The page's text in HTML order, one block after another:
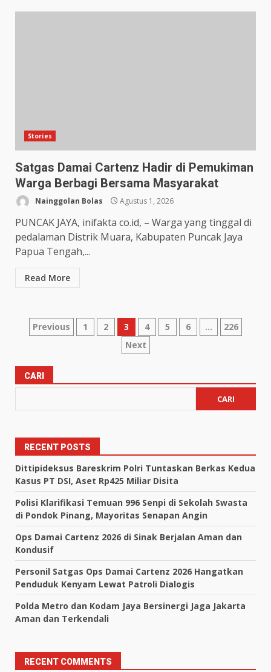
Stories
Satgas Damai Cartenz Hadir di Pemukiman
Warga Berbagi Bersama Masyarakat
Nainggolan Bolas Agustus 1, 2026
PUNCAK JAYA, inifakta co.id, – Warga yang tinggal di
pedalaman Distrik Muara, Kabupaten Puncak Jaya
Papua Tengah,...
Read More
Previous 1 2 3 4 5 6 …
226
Next
CARI
CARI
RECENT POSTS
Dittipideksus Bareskrim Polri Tuntaskan Berkas Kedua
Kasus PT DSI, Aset Rp425 Miliar Disita
Polisi Klarifikasi Temuan 996 Senpi di Sekolah Swasta
di Pondok Pinang, Mayoritas Senapan Angin
Ops Damai Cartenz 2026 di Sinak Berjalan Aman dan
Kondusif
Personil Satgas Ops Damai Cartenz 2026 Hangatkan
Penduduk Kenyam Lewat Patroli Dialogis
Polda Metro dan Kodam Jaya Bersinergi Jaga Jakarta
Aman dan Terkendali
RECENT COMMENTS